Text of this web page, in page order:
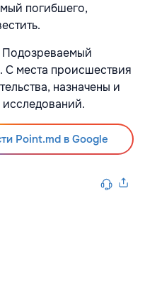
погибшего,
Подозреваемый
С места происшествия
назначены и
Point.md в Google